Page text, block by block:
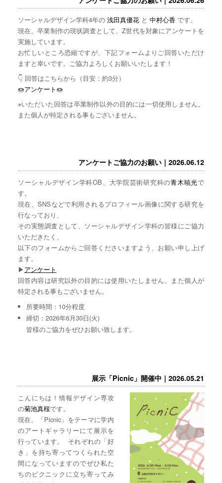
ソーシャルデザイン学科4年の 浅田真優花と 中村心香 です。
現在、卒業制作の現状調査として、Z世代を対象にアンケートを
実施しています。
お忙しいところ恐縮ですが、下記フォームよりご回答いただけ
ますと幸いです。ご協力よろしくお願いいたします！
👇 回答はこちらから（目安：約3分）
🍩アンケート🍩
※いただいた回答は卒業制作以外の目的には一切使用しません。
また個人が特定される事もございません。
アンケートご協力のお願い｜2026.06.12
ソーシャルデザイン学科OB、大学院芸術研究科の青木暁光で
す。
現在、SNSなどで利用されるプロフィール画像に関する研究を
行なっており、
その実態調査として、ソーシャルデザイン学科の皆様にご協力
いただきたく、
以下のフォームからご回答くださいますよう、お願い申し上げ
ます。
▶︎アンケート
回答内容は研究以外の目的には使用いたしません。また個人が
特定される事もございません。
所要時間：10分程度
締切：2026年6月30日(火)
皆様のご協力をぜひお願い致します。
展示「Picnic」開催中｜2026.05.21
こんにちは！情報デザイン専攻
の菊池真桜です。
現在、「Picnic」をテーマに学内
のアートギャラリーにて展示を
行っています。 それぞれの「好
き」を持ち寄ってつくられた空
間になっていますのでぜひ私た
ちのピクニックに立ち寄ってみ